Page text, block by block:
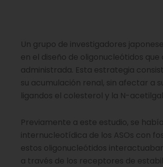
Un grupo de investigadores
en el diseño de oligonucleótidos
administrada. Esta estrategia
su acumulación renal, sin afectar a
ligandos el colesterol y la N-
Previamente a este estudio, se
internucleotídica de los ASOs con
estos oligonucleótidos
a través de los receptores de